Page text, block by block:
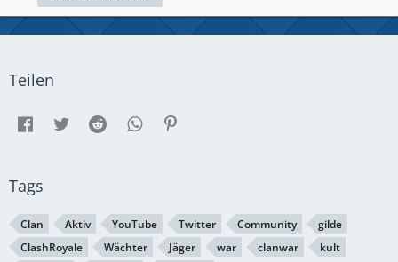
Teilen
Tags
Clan Aktiv YouTube Twitter Community
gilde
ClashRoyale
Wächter Jäger war clanwar
kult